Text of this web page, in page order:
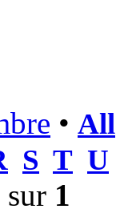
• All
S T U
sur 1